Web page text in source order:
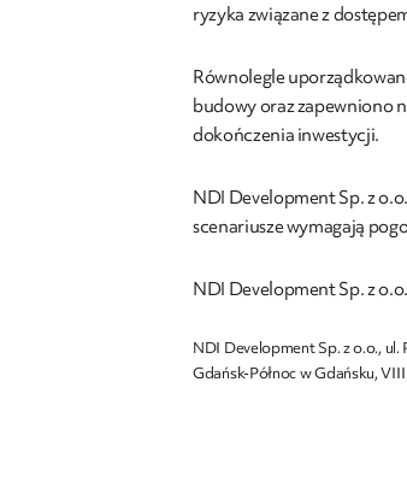
ryzyka związane z
Równolegle
budowy oraz zapewniono
dokończenia inwestycji.
NDI Development Sp. z
scenariusze wymagają
NDI Development Sp. z o.o.
NDI Development Sp. z o.o., ul.
Gdańsk-Północ w Gdańsku,